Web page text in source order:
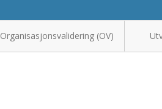
Organisasjonsvalidering (OV)